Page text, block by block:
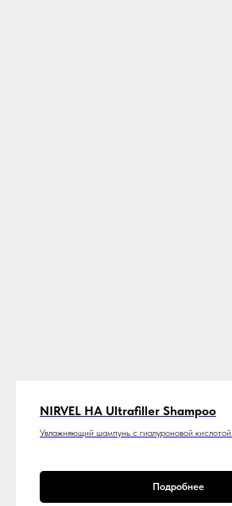
NIRVEL HA Ultrafiller Shampoo
Увлажняющий шампунь с гиалуроновой кислотой.
Подробнее